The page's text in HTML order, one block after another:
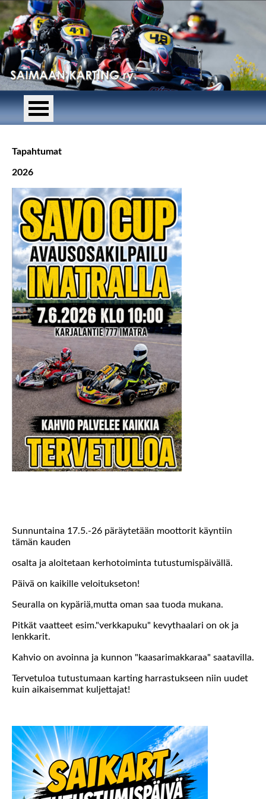
Tapahtumat
2026
Sunnuntaina 17.5.-26 päräytetään moottorit käyntiin
tämän kauden
osalta ja aloitetaan kerhotoiminta tutustumispäivällä.
Päivä on kaikille veloitukseton!
Seuralla on kypäriä,mutta oman saa tuoda mukana.
Pitkät vaatteet esim."verkkapuku" kevythaalari on ok ja
lenkkarit.
Kahvio on avoinna ja kunnon "kaasarimakkaraa" saatavilla.
Tervetuloa tutustumaan karting harrastukseen niin uudet
kuin aikaisemmat kuljettajat!